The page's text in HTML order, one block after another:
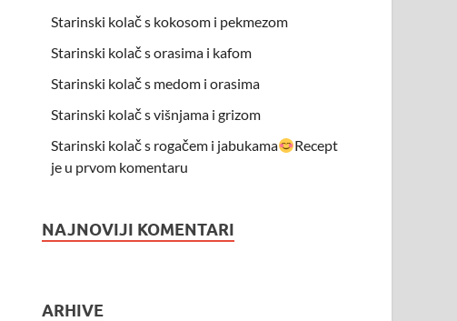
Starinski kolač s kokosom i pekmezom
Starinski kolač s orasima i kafom
Starinski kolač s medom i orasima
Starinski kolač s višnjama i grizom
Starinski kolač s rogačem i jabukama
Recept
je u prvom komentaru
NAJNOVIJI KOMENTARI
ARHIVE